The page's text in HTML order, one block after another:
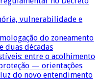
vulnerabilidade e
do zoneamento
duas décadas
entre o acolhimento
— orientações
do novo entendimento